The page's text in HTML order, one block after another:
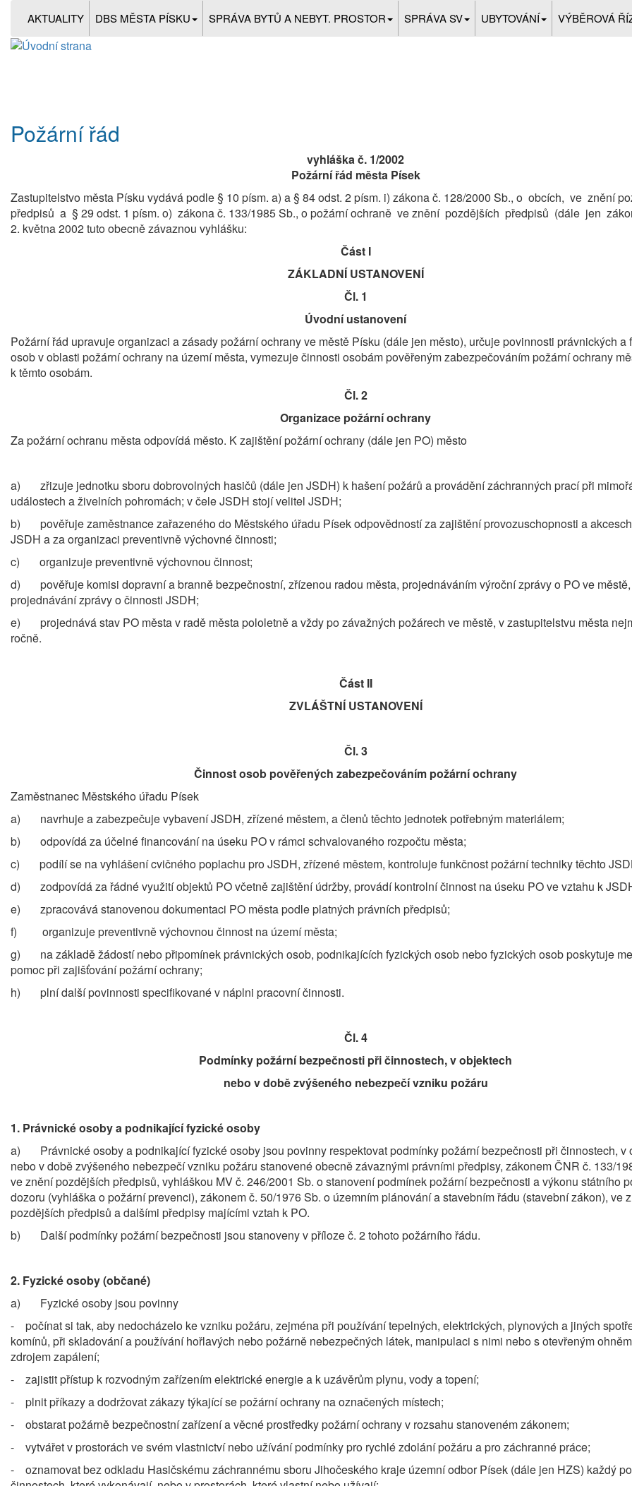
AKTUALITY DBS MĚSTA PÍSKU SPRÁVA BYTŮ A NEBYT. PROSTOR SPRÁVA SV UBYTOVÁNÍ VÝBĚROVÁ
Požární řád
vyhláškač. 1/2002
Požární řád města Písek
Zastupitelstvo města Písku vydává podle § 10 písm. a) a § 84 odst. 2 písm. i) zákona č. 128/2000 Sb., o obcích, ve znění
předpisů a § 29 odst. 1 písm. o) zákona č. 133/1985 Sb., o požární ochraně ve znění pozdějších předpisů (dále jen
2. května 2002 tuto obecně závaznou vyhlášku:
Část I
ZÁKLADNÍ USTANOVENÍ
Čl. 1
Úvodní ustanovení
Požární řád upravuje organizaci a zásady požární ochrany ve městě Písku (dále jen město), určuje povinnosti právnických a
osob v oblasti požární ochrany na území města, vymezuje činnosti osobám pověřeným zabezpečováním požární ochrany
k těmto osobám.
Čl. 2
Organizace požární ochrany
Za požární ochranu města odpovídá město. K zajištění požární ochrany (dále jen PO) město
a) zřizuje jednotku sboru dobrovolných hasičů (dále jen JSDH) k hašení požárů a provádění záchranných prací při
událostech a živelních pohromách; v čele JSDH stojí velitel JSDH;
b) pověřuje zaměstnance zařazeného do Městského úřadu Písek odpovědností za zajištění provozuschopnosti a
JSDH a za organizaci preventivně výchovné činnosti;
c) organizuje preventivně výchovnou činnost;
d) pověřuje komisi dopravní a branně bezpečnostní, zřízenou radou města, projednáváním výroční zprávy o PO ve
projednávání zprávy o činnosti JSDH;
e) projednává stav PO města v radě města pololetně a vždy po závažných požárech ve městě, v zastupitelstvu města
ročně.
Část II
ZVLÁŠTNÍ USTANOVENÍ
Čl. 3
Činnost osob pověřených zabezpečováním požární ochrany
Zaměstnanec Městského úřadu Písek
a) navrhuje a zabezpečuje vybavení JSDH, zřízené městem, a členů těchto jednotek potřebným materiálem;
b) odpovídá za účelné financování na úseku PO v rámci schvalovaného rozpočtu města;
c) podílí se na vyhlášení cvičného poplachu pro JSDH, zřízené městem, kontroluje funkčnost požární techniky těchto
d) zodpovídá za řádné využití objektů PO včetně zajištění údržby, provádí kontrolní činnost na úseku PO ve vztahu k
e) zpracovává stanovenou dokumentaci PO města podle platných právních předpisů;
f) organizuje preventivně výchovnou činnost na území města;
g) na základě žádostí nebo připomínek právnických osob, podnikajících fyzických osob nebo fyzických osob poskytuje
pomoc při zajišťování požární ochrany;
h) plní další povinnosti specifikované v náplni pracovní činnosti.
Čl. 4
Podmínky požární bezpečnosti při činnostech, v objektech
nebo v době zvýšeného nebezpečí vzniku požáru
1. Právnické osoby a podnikající fyzické osoby
a) Právnické osoby a podnikající fyzické osoby jsou povinny respektovat podmínky požární bezpečnosti při činnostech, v
nebo v době zvýšeného nebezpečí vzniku požáru stanovené obecně závaznými právními předpisy, zákonem ČNR č. 133/
ve znění pozdějších předpisů, vyhláškou MV č. 246/2001 Sb. o stanovení podmínek požární bezpečnosti a výkonu státního
dozoru (vyhláška o požární prevenci), zákonem č. 50/1976 Sb. o územním plánování a stavebním řádu (stavební zákon), ve
pozdějších předpisů a dalšími předpisy majícími vztah k PO.
b) Další podmínky požární bezpečnosti jsou stanoveny v příloze č. 2 tohoto požárního řádu.
2. Fyzické osoby (občané)
a) Fyzické osoby jsou povinny
- počínat si tak, aby nedocházelo ke vzniku požáru, zejména při používání tepelných, elektrických, plynových a jiných
komínů, při skladování a používání hořlavých nebo požárně nebezpečných látek, manipulaci s nimi nebo s otevřeným
zdrojem zapálení;
- zajistit přístup k rozvodným zařízením elektrické energie a k uzávěrům plynu, vody a topení;
- plnit příkazy a dodržovat zákazy týkající se požární ochrany na označených místech;
- obstarat požárně bezpečnostní zařízení a věcné prostředky požární ochrany v rozsahu stanoveném zákonem;
- vytvářet v prostorách ve svém vlastnictví nebo užívání podmínky pro rychlé zdolání požáru a pro záchranné práce;
- oznamovat bez odkladu Hasičskému záchrannému sboru Jihočeského kraje územní odbor Písek (dále jen HZS) každý